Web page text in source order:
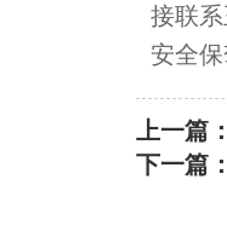
接联
安全
上一篇
下一篇